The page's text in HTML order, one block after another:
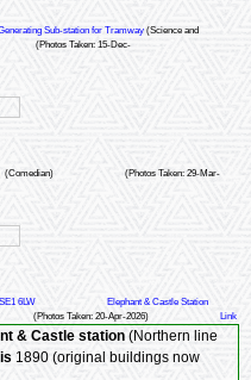
Sub-station for Tramway (Science and
(Photos Taken: 15-Dec-
(Comedian)
(Photos Taken: 29-Mar-
6LW
Elephant & Castle Station
(Photos Taken: 20-Apr-2026) Link
& Castle station (Northern line
1890 (original buildings now